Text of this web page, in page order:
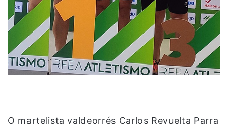
O martelista valdeorrés Carlos Revuelta Parra